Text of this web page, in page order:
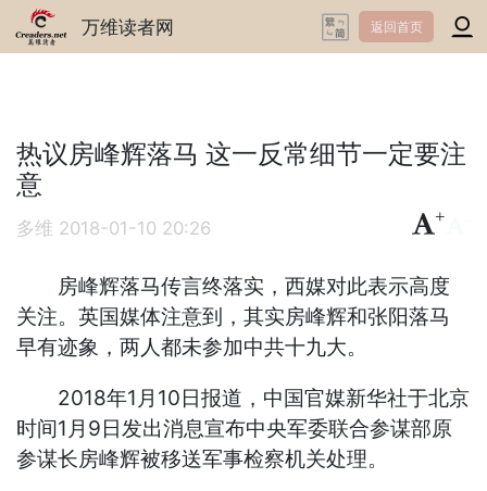
万维读者网 返回首页
热议房峰辉落马 这一反常细节一定要注
意
多维 2018-01-10 20:26
+
房峰辉落马传言终落实，西媒对此表示高度
关注。英国媒体注意到，其实房峰辉和张阳落马
早有迹象，两人都未参加中共十九大。
2018年1月10日报道，中国官媒新华社于北京
时间1月9日发出消息宣布中央军委联合参谋部原
参谋长房峰辉被移送军事检察机关处理。